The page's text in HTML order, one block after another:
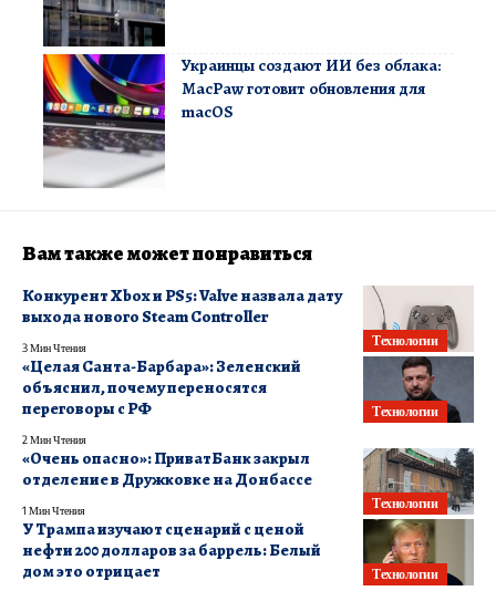
Украинцы создают ИИ без облака:
MacPaw готовит обновления для
macOS
Вам также может понравиться
Технологии
Конкурент Xbox и PS5: Valve назвала дату
выхода нового Steam Controller
3 Мин Чтения
Технологии
«Целая Санта-Барбара»: Зеленский
объяснил, почему переносятся
переговоры с РФ
2 Мин Чтения
Технологии
«Очень опасно»: ПриватБанк закрыл
отделение в Дружковке на Донбассе
1 Мин Чтения
Технологии
У Трампа изучают сценарий с ценой
нефти 200 долларов за баррель: Белый
дом это отрицает